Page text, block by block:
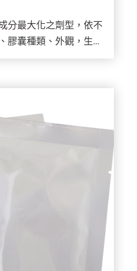
分最大化之劑型，依不
膠囊種類、外觀，生產
品，如：納豆紅麴膠